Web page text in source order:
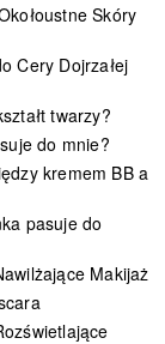
Skóry
Cery Dojrzałej
twarzy?
do mnie?
kremem BB a
pasuje do
Makijaż